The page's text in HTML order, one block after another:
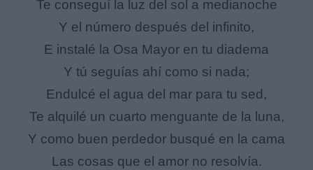
Te conseguí la luz del sol a medianoche
Y el número después del infinito,
E instalé la Osa Mayor en tu diadema
Y tú seguías ahí como si nada;
Endulcé el agua del mar para tu sed,
Te alquilé un cuarto menguante de la luna,
Y como buen perdedor busqué en la cama
Las cosas que el amor no resolvía.